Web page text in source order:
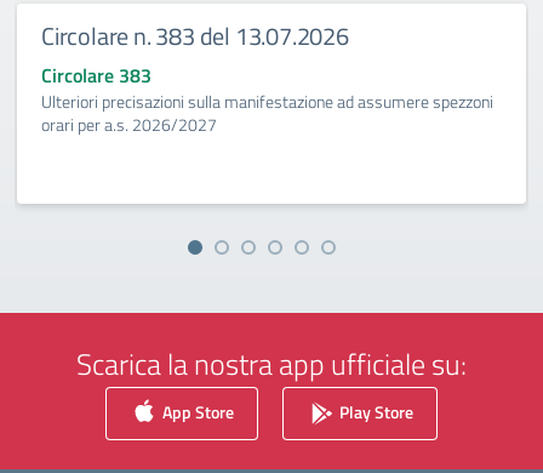
Circolare n. 383 del 13.07.2026
Circolare 383
Ulteriori precisazioni sulla manifestazione ad assumere spezzoni
orari per a.s. 2026/2027
Scarica la nostra app ufficiale su:
App Store Play Store